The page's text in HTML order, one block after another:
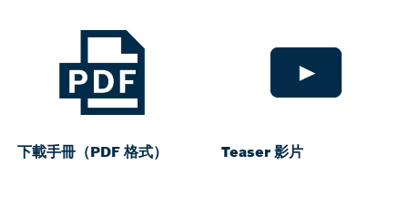
下載手冊（PDF 格式） Teaser 影片